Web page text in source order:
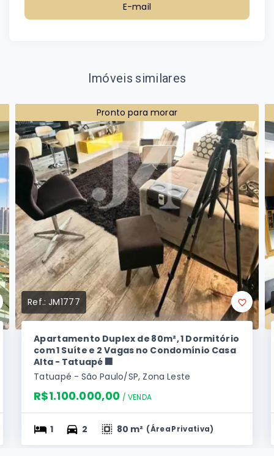
E-mail
Imóveis similares
Pronto para morar
Ref.:JM1777
Apartamento Duplex de 80m², 1 Dormitório
com 1 Suíte e 2 Vagas no Condomínio Casa
Alta - Tatuapé 🏢
Tatuapé - São Paulo/SP, Zona Leste
R$1.100.000,00 / VENDA
1 2 80 m² (Área Privativa)